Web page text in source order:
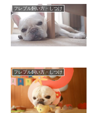
フレブル飼い方・しつけ
フレブル飼い方・しつけ